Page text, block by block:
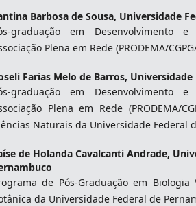
Barbosa de Sousa, Universidade
graduação em Desenvolvimento
Plena em Rede (PRODEMA/
Farias Melo de Barros, Universidade
graduação em Desenvolvimento
Plena em Rede (PRODEMA/
Naturais da Universidade Federal
de Holanda Cavalcanti Andrade,
de Pós-Graduação em
da Universidade Federal de